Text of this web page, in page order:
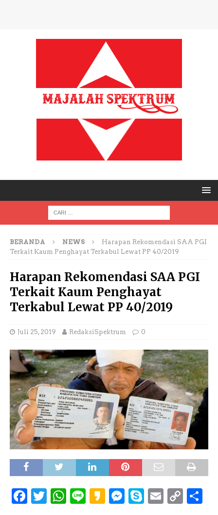
BERANDA NEWS
Harapan Rekomendasi SAA PGI
Terkait Kaum Penghayat Terkabul Lewat PP 40/2019
Harapan Rekomendasi SAA PGI
Terkait Kaum Penghayat
Terkabul Lewat PP 40/2019
Juli 25, 2019 RedaksiSpektrum 0
F
T
W L
K M S
E
C